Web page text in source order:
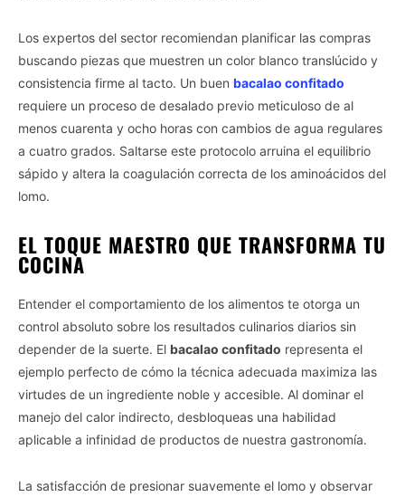
Los expertos del sector recomiendan planificar las compras
buscando piezas que muestren un color blanco translúcido y
consistencia firme al tacto. Un buen bacalao confitado
requiere un proceso de desalado previo meticuloso de al
menos cuarenta y ocho horas con cambios de agua regulares
a cuatro grados. Saltarse este protocolo arruina el equilibrio
sápido y altera la coagulación correcta de los aminoácidos del
lomo.
EL TOQUE MAESTRO QUE TRANSFORMA TU
COCINA
Entender el comportamiento de los alimentos te otorga un
control absoluto sobre los resultados culinarios diarios sin
depender de la suerte. El bacalao confitado representa el
ejemplo perfecto de cómo la técnica adecuada maximiza las
virtudes de un ingrediente noble y accesible. Al dominar el
manejo del calor indirecto, desbloqueas una habilidad
aplicable a infinidad de productos de nuestra gastronomía.
La satisfacción de presionar suavemente el lomo y observar